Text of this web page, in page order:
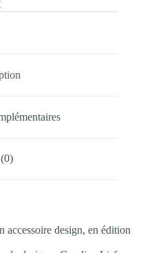
accessoire design, en édition